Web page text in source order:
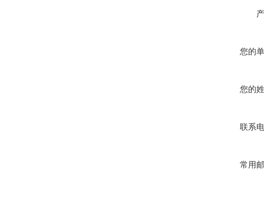
您的
您的
联系
常用